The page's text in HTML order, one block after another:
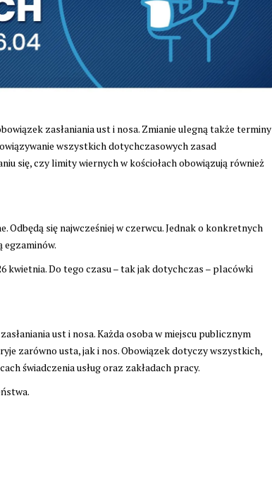
zasłaniania ust i nosa. Zmianie ulegną także terminy
wszystkich dotychczasowych zasad
się, czy limity wiernych w kościołach obowiązują również
się najwcześniej w czerwcu. Jednak o konkretnych
Do tego czasu – tak jak dotychczas – placówki
ust i nosa. Każda osoba w miejscu publicznym
zarówno usta, jak i nos. Obowiązek dotyczy wszystkich,
świadczenia usług oraz zakładach pracy.